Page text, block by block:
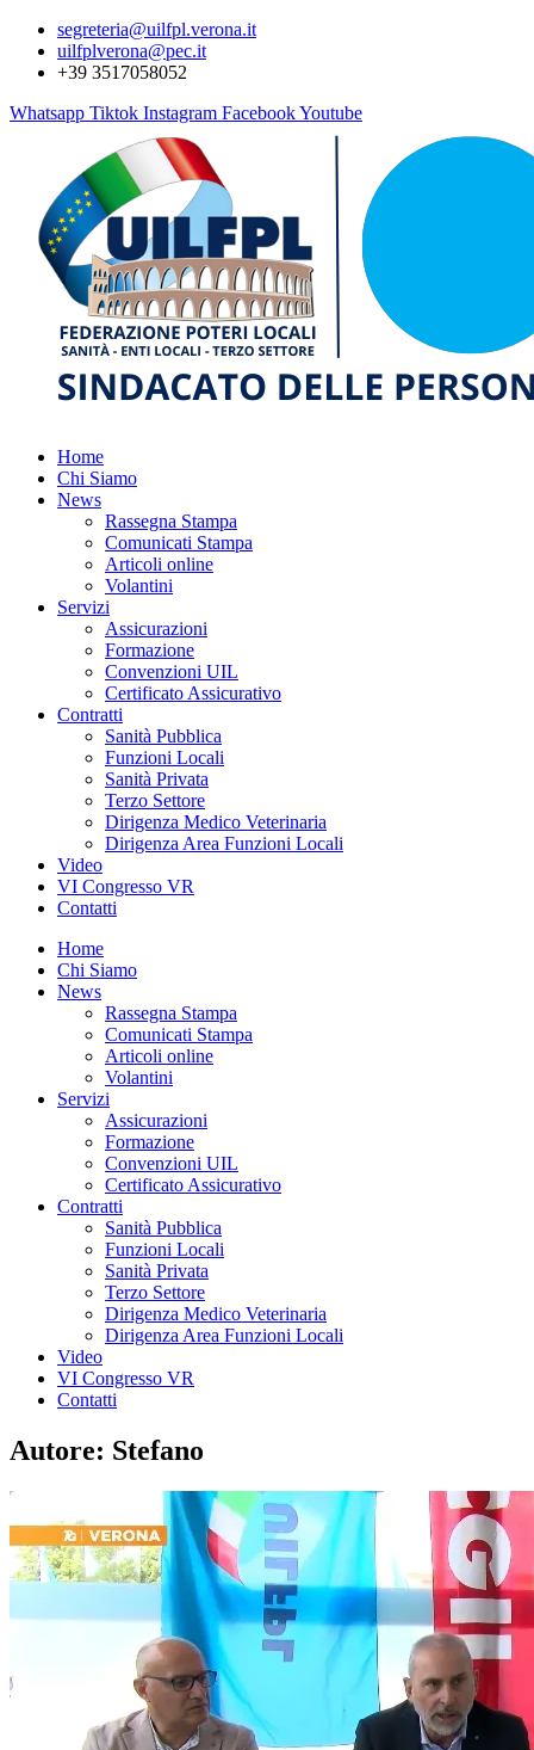
segreteria@uilfpl.verona.it
uilfplverona@pec.it
+39 3517058052
Whatsapp Tiktok Instagram FacebookYoutube
Home
Chi Siamo
News
Rassegna Stampa
Comunicati Stampa
Articoli online
Volantini
Servizi
Assicurazioni
Formazione
Convenzioni UIL
Certificato Assicurativo
Contratti
Sanità Pubblica
Funzioni Locali
Sanità Privata
Terzo Settore
Dirigenza Medico Veterinaria
Dirigenza Area Funzioni Locali
Video
VI Congresso VR
Contatti
Home
Chi Siamo
News
Rassegna Stampa
Comunicati Stampa
Articoli online
Volantini
Servizi
Assicurazioni
Formazione
Convenzioni UIL
Certificato Assicurativo
Contratti
Sanità Pubblica
Funzioni Locali
Sanità Privata
Terzo Settore
Dirigenza Medico Veterinaria
Dirigenza Area Funzioni Locali
Video
VI Congresso VR
Contatti
Autore: Stefano